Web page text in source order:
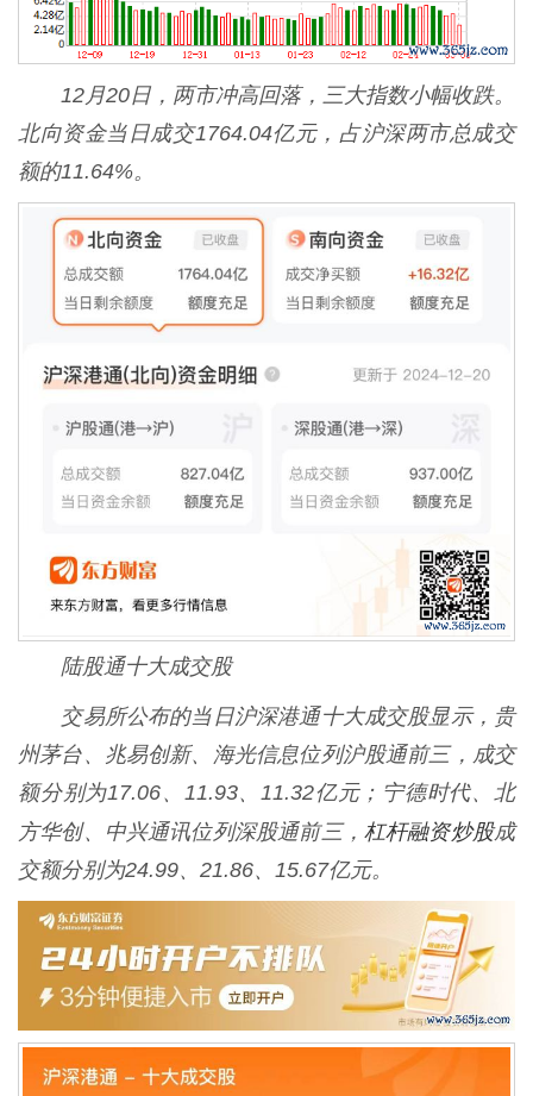
12月20日，两市冲高回落，三大指数小幅收跌。
北向资金当日成交1764.04亿元，占沪深两市总成交
额的11.64%。
陆股通十大成交股
交易所公布的当日沪深港通十大成交股显示，贵
州茅台、兆易创新、海光信息位列沪股通前三，成交
额分别为17.06、11.93、11.32亿元；宁德时代、北
方华创、中兴通讯位列深股通前三， 杠杆融资炒股成
交额分别为24.99、21.86、15.67亿元。